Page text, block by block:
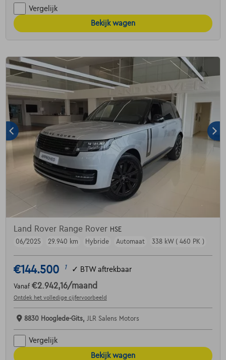
Vergelijk
Bekijk wagen
Land Rover Range Rover HSE
06/2025
29.940 km Hybride Automaat 338 kW ( 460 PK )
€144.500 1 ✓ BTW aftrekbaar
Vanaf €2.942,16/maand
Ontdek het volledige cijfervoorbeeld
8830 Hooglede-Gits, JLR Salens Motors
Vergelijk
Bekijk wagen